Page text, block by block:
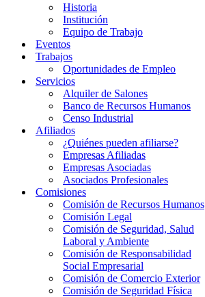
Historia
Institución
Equipo de Trabajo
Eventos
Trabajos
Oportunidades de Empleo
Servicios
Alquiler de Salones
Banco de Recursos Humanos
Censo Industrial
Afiliados
¿Quiénes pueden afiliarse?
Empresas Afiliadas
Empresas Asociadas
Asociados Profesionales
Comisiones
Comisión de Recursos Humanos
Comisión Legal
Comisión de Seguridad, Salud
Laboral y Ambiente
Comisión de Responsabilidad
Social Empresarial
Comisión de Comercio Exterior
Comisión de Seguridad Física